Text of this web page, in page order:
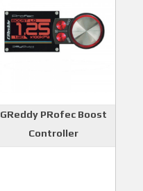
GReddy PRofec Boost
Controller